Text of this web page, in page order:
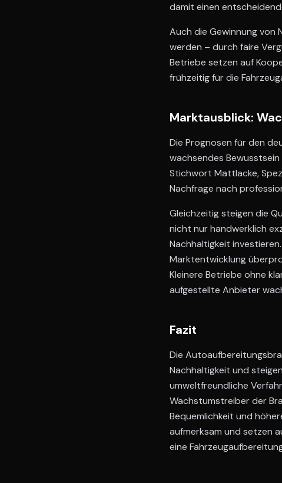
damit einen
Auch die Gewinnung von
werden – durch faire
Betriebe setzen auf
frühzeitig für die
Marktausblick:
Die Prognosen für den
wachsendes
Stichwort Mattlacke,
Nachfrage nach
Gleichzeitig steigen die
nicht nur handwerklich
Nachhaltigkeit
Marktentwicklung
Kleinere Betriebe ohne
aufgestellte Anbieter
Fazit
Die
Nachhaltigkeit und
umweltfreundliche
Wachstumstreiber der
Bequemlichkeit und
aufmerksam und setzen
eine